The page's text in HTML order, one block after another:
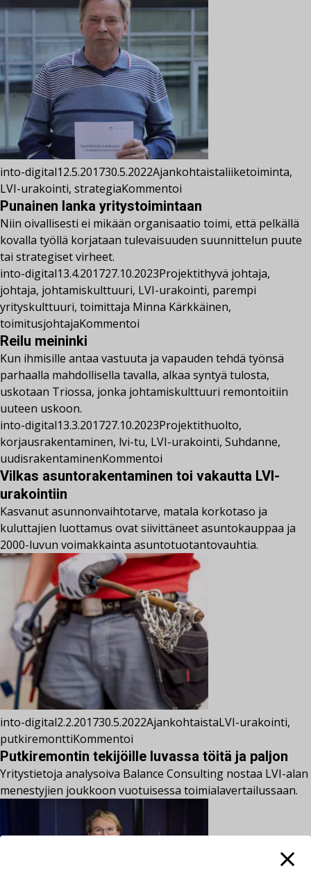
into-digital12.5.201730.5.2022Ajankohtaistaliiketoiminta,
LVI-urakointi, strategiaKommentoi
Punainen lanka yritystoimintaan
Niin oivallisesti ei mikään organisaatio toimi, että pelkällä
kovalla työllä korjataan tulevaisuuden suunnittelun puute
tai strategiset virheet.
into-digital13.4.201727.10.2023Projektithyvä johtaja,
johtaja, johtamiskulttuuri, LVI-urakointi, parempi
yrityskulttuuri, toimittaja Minna Kärkkäinen,
toimitusjohtajaKommentoi
Reilu meininki
Kun ihmisille antaa vastuuta ja vapauden tehdä työnsä
parhaalla mahdollisella tavalla, alkaa syntyä tulosta,
uskotaan Triossa, jonka johtamiskulttuuri remontoitiin
uuteen uskoon.
into-digital13.3.201727.10.2023Projektithuolto,
korjausrakentaminen, lvi-tu, LVI-urakointi, Suhdanne,
uudisrakentaminenKommentoi
Vilkas asuntorakentaminen toi vakautta LVI-
urakointiin
Kasvanut asunnonvaihtotarve, matala korkotaso ja
kuluttajien luottamus ovat siivittäneet asuntokauppaa ja
2000-luvun voimakkainta asuntotuotantovauhtia.
into-digital2.2.201730.5.2022AjankohtaistaLVI-urakointi,
putkiremonttiKommentoi
Putkiremontin tekijöille luvassa töitä ja paljon
Yritystietoja analysoiva Balance Consulting nostaa LVI-alan
menestyjien joukkoon vuotuisessa toimialavertailussaan.